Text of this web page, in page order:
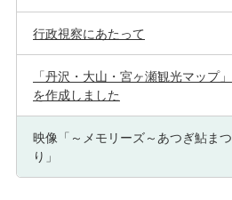
行政視察にあたって
「丹沢・大山・宮ヶ瀬観光マップ」
を作成しました
映像「～メモリーズ～あつぎ鮎まつ
り」